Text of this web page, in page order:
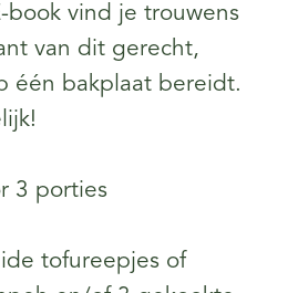
book vind je trouwens
van dit gerecht,
één bakplaat bereidt.
3 porties
tofureepjes of